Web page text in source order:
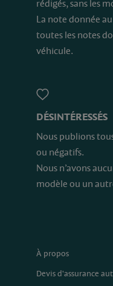
rédigés, sans les
La note donnée
toutes les notes
véhicule.
DÉSINTÉRESSÉS
Nous publions
ou négatifs.
Nous n’avons
modèle ou un
À propos
Devis d'assurance